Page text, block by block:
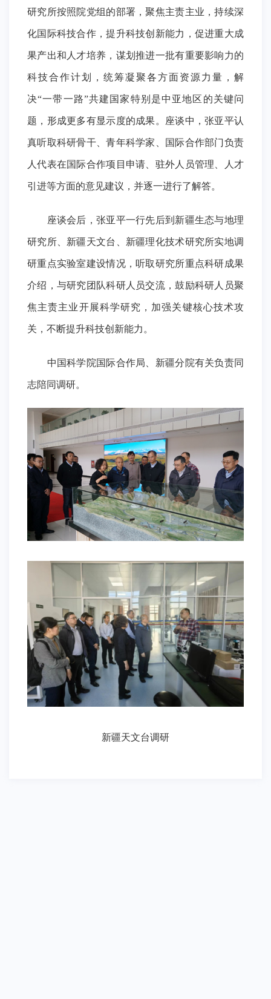
研究所按照院党组的部署，聚焦主责主业，持续深
化国际科技合作，提升科技创新能力，促进重大成
果产出和人才培养，谋划推进一批有重要影响力的
科技合作计划，统筹凝聚各方面资源力量，解
决“一带一路”共建国家特别是中亚地区的关键问
题，形成更多有显示度的成果。座谈中，张亚平认
真听取科研骨干、青年科学家、国际合作部门负责
人代表在国际合作项目申请、驻外人员管理、人才
引进等方面的意见建议，并逐一进行了解答。
座谈会后，张亚平一行先后到新疆生态与地理
研究所、新疆天文台、新疆理化技术研究所实地调
研重点实验室建设情况，听取研究所重点科研成果
介绍，与研究团队科研人员交流，鼓励科研人员聚
焦主责主业开展科学研究，加强关键核心技术攻
关，不断提升科技创新能力。
中国科学院国际合作局、新疆分院有关负责同
志陪同调研。
新疆天文台调研